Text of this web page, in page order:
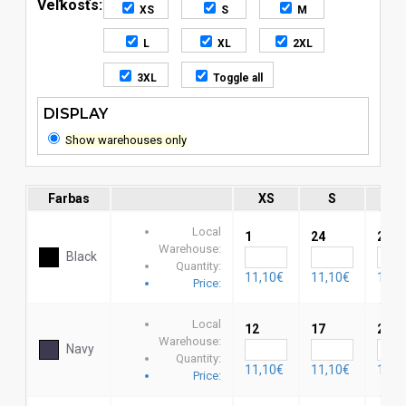
Veľkosťs: XS S M
L XL 2XL
3XL Toggle all
DISPLAY
Show warehouses only
Farbas XS S
Black
Local
Warehouse:
Quantity:
Price:
1
11,10€
24
11,10€
24
Navy
Local
Warehouse:
Quantity:
Price:
12
11,10€
17
11,10€
25